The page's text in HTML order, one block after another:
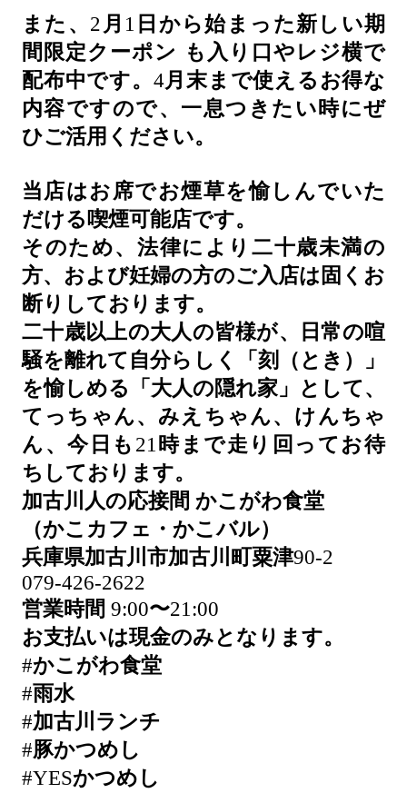
また、 2 月 1 日から始まった新しい期
間限定クーポン も入り口やレジ横で
配布中です。 4月末まで使えるお得な
内容ですので、一息つきたい時にぜ
ひご活用ください。
当店はお席でお煙草を愉しんでいた
だける喫煙可能店です。
そのため、法律により二十歳未満の
方、および妊婦の方のご入店は固くお
断りしております。
二十歳以上の大人の皆様が、日常の喧
騒を離れて自分らしく「刻（とき）」
を愉しめる「大人の隠れ家」として、
てっちゃん、みえちゃん、けんちゃ
ん、今日も 21 時まで走り回ってお待
ちしております。
加古川人の応接間 かこがわ食堂
（かこカフェ・かこバル）
兵庫県加古川市加古川町粟津90-2
079-426-2622
営業時間 9:00〜21:00
お支払いは現金のみとなります。
#かこがわ食堂
#雨水
#加古川ランチ
#豚かつめし
#YESかつめし